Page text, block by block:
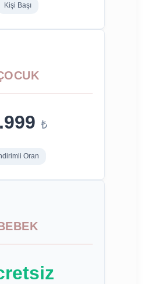
Kişi Başı
₺
Oran